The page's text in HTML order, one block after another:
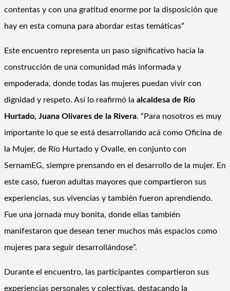
contentas y con una gratitud enorme por la disposición que
hay en esta comuna para abordar estas temáticas”
Este encuentro representa un paso significativo hacia la
construcción de una comunidad más informada y
empoderada, donde todas las mujeres puedan vivir con
dignidad y respeto. Así lo reafirmó la alcaldesa de Río
Hurtado, Juana Olivares de la Rivera. “Para nosotros es muy
importante lo que se está desarrollando acá como Oficina de
la Mujer, de Río Hurtado y Ovalle, en conjunto con
SernamEG, siempre prensando en el desarrollo de la mujer. En
este caso, fueron adultas mayores que compartieron sus
experiencias, sus vivencias y también fueron aprendiendo.
Fue una jornada muy bonita, donde ellas también
manifestaron que desean tener muchos más espacios como
mujeres para seguir desarrollándose”.
Durante el encuentro, las participantes compartieron sus
experiencias personales y colectivas, destacando la